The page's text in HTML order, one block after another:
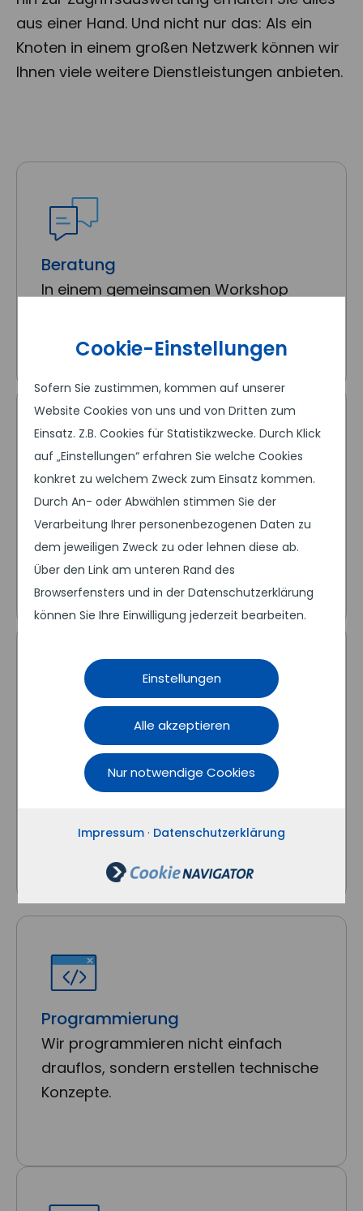
Cookie-Einstellungen
Sofern Sie zustimmen, kommen auf unserer
Website Cookies von uns und von Dritten zum
Einsatz. Z.B. Cookies für Statistikzwecke. Durch Klick
auf „Einstellungen“ erfahren Sie welche Cookies
konkret zu welchem Zweck zum Einsatz kommen.
Durch An- oder Abwählen stimmen Sie der
Verarbeitung Ihrer personenbezogenen Daten zu
dem jeweiligen Zweck zu oder lehnen diese ab.
Über den Link am unteren Rand des
Browserfensters und in der Datenschutzerklärung
können Sie Ihre Einwilligung jederzeit bearbeiten.
Einstellungen
Alle akzeptieren
Nur notwendige Cookies
Impressum · Datenschutzerklärung
aus einer Hand. Und nicht nur das: Als ein
Knoten in einem großen Netzwerk können wir
Ihnen viele weitere Dienstleistungen anbieten.
Beratung
In einem gemeinsamen Workshop
neue Website.
System-Auswahl
Jede Software hat Vor- und Nachteile,
die wir gegeneinander abwägen.
Webdesign & Print
Wir können nicht nur Web, sondern
gestalten auch Ihre Print- und
Programmierung
Wir programmieren nicht einfach
drauflos, sondern erstellen technische
Konzepte.